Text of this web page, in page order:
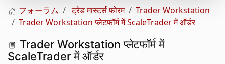
フォーラム ट्रेड मास्टर्स फोरम
Trader Workstation
Trader Workstation प्लेटफॉर्म में ScaleTrader में ऑर्डर
Trader Workstation प्लेटफॉर्म में
ScaleTrader में ऑर्डर